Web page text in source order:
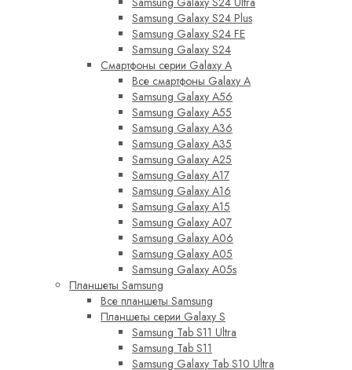
Samsung Galaxy S24 Plus
Samsung Galaxy S24 FE
Samsung Galaxy S24
Смартфоны серии Galaxy A
Все смартфоны Galaxy A
Samsung Galaxy A56
Samsung Galaxy A55
Samsung Galaxy A36
Samsung Galaxy A35
Samsung Galaxy A25
Samsung Galaxy A17
Samsung Galaxy A16
Samsung Galaxy A15
Samsung Galaxy A07
Samsung Galaxy A06
Samsung Galaxy A05
Samsung Galaxy A05s
Планшеты Samsung
Все планшеты Samsung
Планшеты серии Galaxy S
Samsung Tab S11 Ultra
Samsung Tab S11
Samsung Galaxy Tab S10 Ultra